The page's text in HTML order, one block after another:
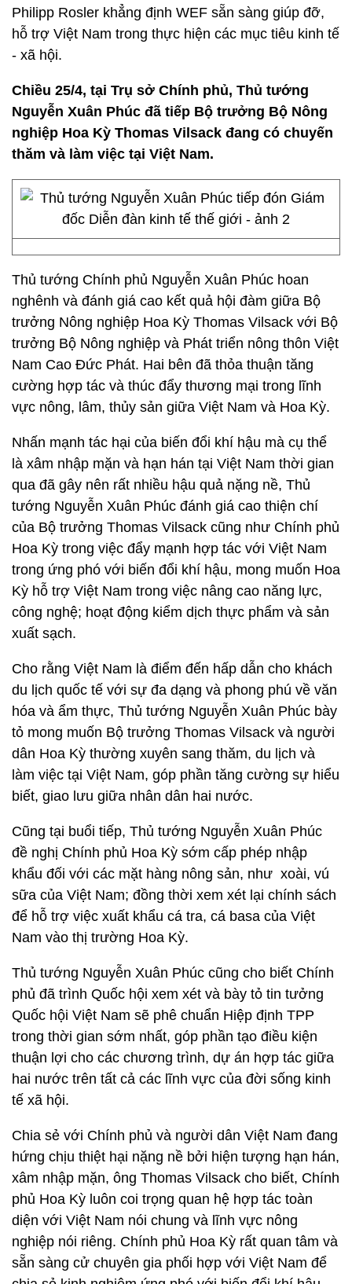
Philipp Rosler khẳng định WEF sẵn sàng giúp đỡ,
hỗ trợ Việt Nam trong thực hiện các mục tiêu kinh tế
- xã hội.
Chiều 25/4, tại Trụ sở Chính phủ, Thủ tướng
Nguyễn Xuân Phúc đã tiếp Bộ trưởng Bộ Nông
nghiệp Hoa Kỳ Thomas Vilsack đang có chuyến
thăm và làm việc tại Việt Nam.
Thủ tướng Chính phủ Nguyễn Xuân Phúc hoan
nghênh và đánh giá cao kết quả hội đàm giữa Bộ
trưởng Nông nghiệp Hoa Kỳ Thomas Vilsack với Bộ
trưởng Bộ Nông nghiệp và Phát triển nông thôn Việt
Nam Cao Đức Phát. Hai bên đã thỏa thuận tăng
cường hợp tác và thúc đẩy thương mại trong lĩnh
vực nông, lâm, thủy sản giữa Việt Nam và Hoa Kỳ.
Nhấn mạnh tác hại của biến đổi khí hậu mà cụ thể
là xâm nhập mặn và hạn hán tại Việt Nam thời gian
qua đã gây nên rất nhiều hậu quả nặng nề, Thủ
tướng Nguyễn Xuân Phúc đánh giá cao thiện chí
của Bộ trưởng Thomas Vilsack cũng như Chính phủ
Hoa Kỳ trong việc đẩy mạnh hợp tác với Việt Nam
trong ứng phó với biến đổi khí hậu, mong muốn Hoa
Kỳ hỗ trợ Việt Nam trong việc nâng cao năng lực,
công nghệ; hoạt động kiểm dịch thực phẩm và sản
xuất sạch.
Cho rằng Việt Nam là điểm đến hấp dẫn cho khách
du lịch quốc tế với sự đa dạng và phong phú về văn
hóa và ẩm thực, Thủ tướng Nguyễn Xuân Phúc bày
tỏ mong muốn Bộ trưởng Thomas Vilsack và người
dân Hoa Kỳ thường xuyên sang thăm, du lịch và
làm việc tại Việt Nam, góp phần tăng cường sự hiểu
biết, giao lưu giữa nhân dân hai nước.
Cũng tại buổi tiếp, Thủ tướng Nguyễn Xuân Phúc
đề nghị Chính phủ Hoa Kỳ sớm cấp phép nhập
khẩu đối với các mặt hàng nông sản, như xoài, vú
sữa của Việt Nam; đồng thời xem xét lại chính sách
để hỗ trợ việc xuất khẩu cá tra, cá basa của Việt
Nam vào thị trường Hoa Kỳ.
Thủ tướng Nguyễn Xuân Phúc cũng cho biết Chính
phủ đã trình Quốc hội xem xét và bày tỏ tin tưởng
Quốc hội Việt Nam sẽ phê chuẩn Hiệp định TPP
trong thời gian sớm nhất, góp phần tạo điều kiện
thuận lợi cho các chương trình, dự án hợp tác giữa
hai nước trên tất cả các lĩnh vực của đời sống kinh
tế xã hội.
Chia sẻ với Chính phủ và người dân Việt Nam đang
hứng chịu thiệt hại nặng nề bởi hiện tượng hạn hán,
xâm nhập mặn, ông Thomas Vilsack cho biết, Chính
phủ Hoa Kỳ luôn coi trọng quan hệ hợp tác toàn
diện với Việt Nam nói chung và lĩnh vực nông
nghiệp nói riêng. Chính phủ Hoa Kỳ rất quan tâm và
sẵn sàng cử chuyên gia phối hợp với Việt Nam để